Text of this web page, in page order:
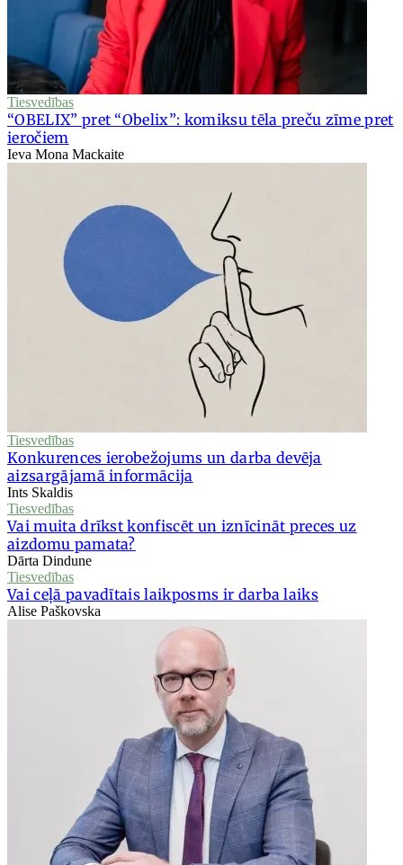
Tiesvedības
“OBELIX” pret “Obelix”: komiksu tēla preču zīme pret
ieročiem
Ieva Mona Mackaite
Tiesvedības
Konkurences ierobežojums un darba devēja
aizsargājamā informācija
Ints Skaldis
Tiesvedības
Vai muita drīkst konfiscēt un iznīcināt preces uz
aizdomu pamata?
Dārta Dindune
Tiesvedības
Vai ceļā pavadītais laikposms ir darba laiks
Alise Paškovska